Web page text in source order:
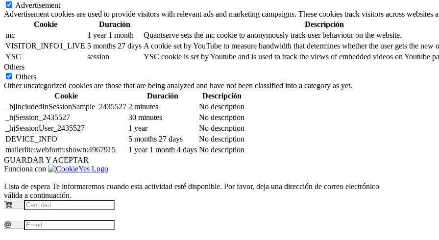
Advertisement
Advertisement cookies are used to provide visitors with relevant ads and marketing campaigns. These cookies track visitors across
Cookie
Duración
Descripción
mc
1 year 1 month
Quantserve sets the mc cookie to anonymously track user behaviour on the website.
VISITOR_INFO1_LIVE 5 months 27 days A cookie set by YouTube to measure bandwidth that determines whether the user gets the new
YSC
session
YSC cookie is set by Youtube and is used to track the views of embedded videos on Youtube
Others
Others
Other uncategorized cookies are those that are being analyzed and have not been classified into a category as yet.
Cookie
Duración
Descripción
_hjIncludedInSessionSample_2435527 2 minutes
No description
_hjSession_2435527
30 minutes
No description
_hjSessionUser_2435527
1 year
No description
DEVICE_INFO
5 months 27 days
No description
mailerlite:webform:shown:4967915
1 year 1 month 4 days No description
GUARDAR Y ACEPTAR
Funciona con
Lista de espera Te informaremos cuando esta actividad esté disponible. Por favor, deja una dirección de correo electrónico
válida a continuación.